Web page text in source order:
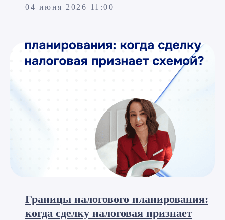
04 июня 2026 11:00
Границы налогового планирования:
когда сделку налоговая признает